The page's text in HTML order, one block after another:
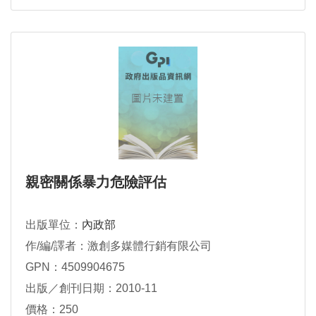
親密關係暴力危險評估
出版單位： 內政部
作/編/譯者：激創多媒體行銷有限公司
GPN：4509904675
出版／創刊日期：2010-11
價格：250